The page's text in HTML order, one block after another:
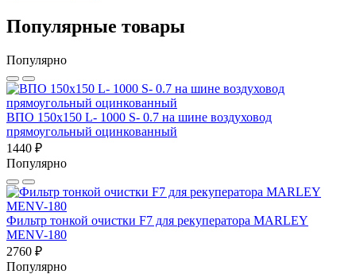
Популярные товары
Популярно
ВПО 150x150 L- 1000 S- 0.7 на шине воздуховод
прямоугольный оцинкованный
1440 ₽
Популярно
Фильтр тонкой очистки F7 для рекуператора MARLEY
MENV-180
2760 ₽
Популярно